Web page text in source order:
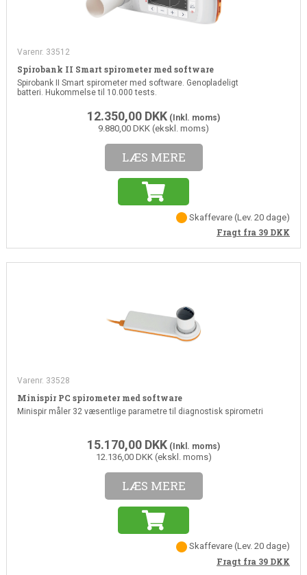
Varenr. 33512
Spirobank II Smart spirometer med software
Spirobank II Smart spirometer med software. Genopladeligt
batteri. Hukommelse til 10.000 tests.
12.350,00 DKK (Inkl. moms)
9.880,00 DKK (ekskl. moms)
LÆS MERE
Skaffevare(Lev. 20 dage)
Fragt fra 39 DKK
Varenr. 33528
Minispir PC spirometer med software
Minispir måler 32 væsentlige parametre til diagnostisk spirometri
15.170,00 DKK (Inkl. moms)
12.136,00 DKK (ekskl. moms)
LÆS MERE
Skaffevare(Lev. 20 dage)
Fragt fra 39 DKK